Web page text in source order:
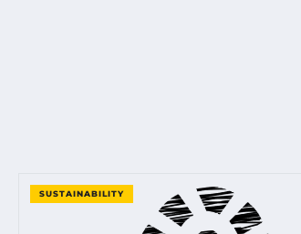
SUSTAINABILITY